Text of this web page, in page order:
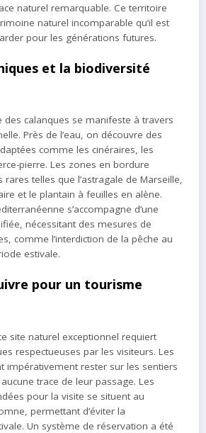
naturel remarquable. Ce territoire
naturel incomparable qu’il est
pour les générations futures.
et la biodiversité
des calanques se manifeste à travers
Près de l’eau, on découvre des
comme les cinéraires, les
pierre. Les zones en bordure
rares telles que l’astragale de Marseille,
et le plantain à feuilles en alène.
s’accompagne d’une
nécessitant des mesures de
comme l’interdiction de la pêche au
estivale.
pour un tourisme
site naturel exceptionnel requiert
respectueuses par les visiteurs. Les
impérativement rester sur les sentiers
trace de leur passage. Les
pour la visite se situent au
permettant d’éviter la
Un système de réservation a été